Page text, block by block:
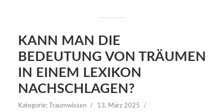
KANN MAN DIE
BEDEUTUNG VON TRÄUMEN
IN EINEM LEXIKON
NACHSCHLAGEN?
Kategorie: Traumwissen
13. März 2025